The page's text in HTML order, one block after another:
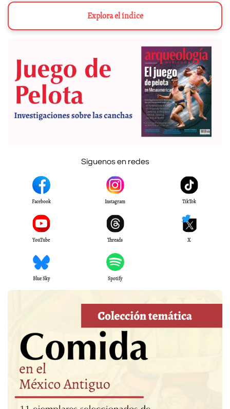
Explora el índice
Síguenos en redes
Facebook Instagram TikTok
YouTube Threads X
Blue Sky Spotify